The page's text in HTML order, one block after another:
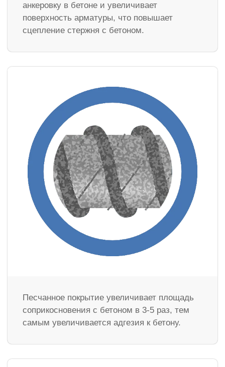
анкеровку в бетоне и увеличивает
поверхность арматуры, что повышает
сцепление стержня с бетоном.
Песчанное покрытие увеличивает площадь
соприкосновения с бетоном в 3-5 раз, тем
самым увеличивается адгезия к бетону.